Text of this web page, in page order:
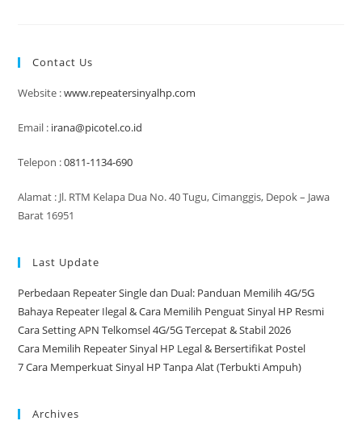
Contact Us
Website :www.repeatersinyalhp.com
Email : irana@picotel.co.id
Telepon :0811-1134-690
Alamat : Jl. RTM Kelapa Dua No. 40 Tugu, Cimanggis, Depok – Jawa
Barat 16951
Last Update
Perbedaan Repeater Single dan Dual: Panduan Memilih 4G/5G
Bahaya Repeater Ilegal & Cara Memilih Penguat Sinyal HP Resmi
Cara Setting APN Telkomsel 4G/5G Tercepat & Stabil 2026
Cara Memilih Repeater Sinyal HP Legal & Bersertifikat Postel
7 Cara Memperkuat Sinyal HP Tanpa Alat (Terbukti Ampuh)
Archives